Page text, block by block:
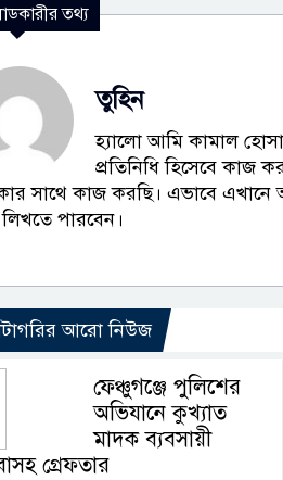
তথ্য
তুহিন
হ্যালো আমি কামাল
প্রতিনিধি হিসেবে কাজ
সাথে কাজ করছি। এভাবে এখানে
পারবেন।
আরো নিউজ
ফেঞ্চুগঞ্জে পুলিশের
অভিযানে কুখ্যাত
মাদক ব্যবসায়ী
গ্রেফতার